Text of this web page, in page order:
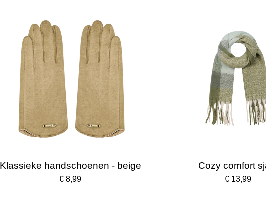
Klassieke handschoenen - beige
€ 8,99
Cozy comfort
€ 13,99